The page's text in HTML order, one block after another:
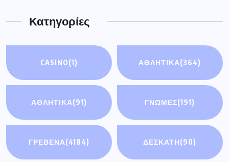
Κατηγορίες
CASINO(1) ΑΘΛΗΤΙΚΑ(364)
ΑΘΛΗΤΙΚΆ(91) ΓΝΩΜΕΣ(191)
ΓΡΕΒΕΝΑ(4184) ΔΕΣΚΑΤΗ(90)